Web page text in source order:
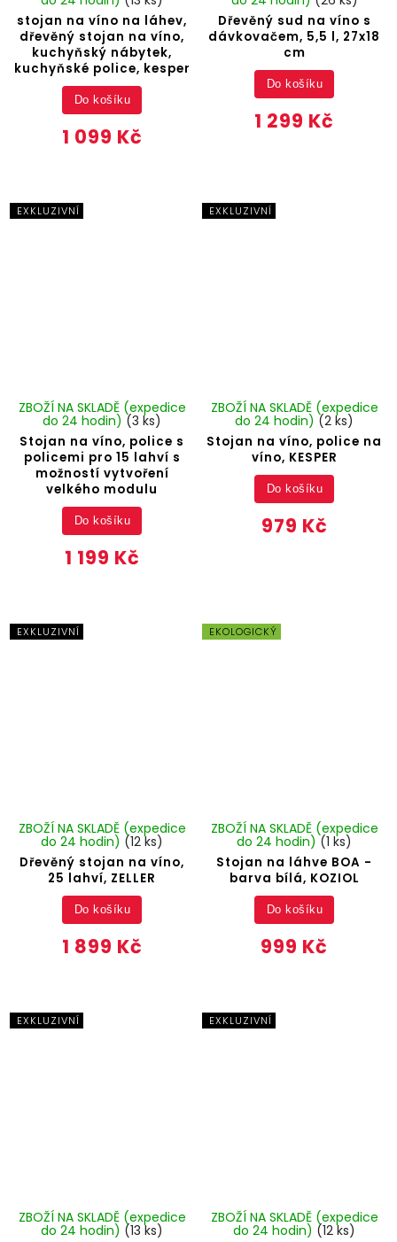
stojan na víno na láhev,
dřevěný stojan na víno,
kuchyňský nábytek,
kuchyňské police, kesper
1 099 Kč
Do košíku
Dřevěný sud na víno s
dávkovačem, 5,5 l, 27x18
cm
1 299 Kč
Do košíku
EXKLUZIVNÍ
Stojan na víno, police s
policemi pro 15 lahví s
možností vytvoření
velkého modulu
ZBOŽÍ NA SKLADĚ (expedice
do 24 hodin) (3 ks)
1 199 Kč
Do košíku
EXKLUZIVNÍ
Stojan na víno, police na
víno, KESPER
ZBOŽÍ NA SKLADĚ (expedice
do 24 hodin) (2 ks)
979 Kč
Do košíku
EXKLUZIVNÍ
Dřevěný stojan na víno,
25 lahví, ZELLER
ZBOŽÍ NA SKLADĚ (expedice
do 24 hodin) (12 ks)
1 899 Kč
Do košíku
EKOLOGICKÝ
Stojan na láhve BOA -
barva bílá, KOZIOL
ZBOŽÍ NA SKLADĚ (expedice
do 24 hodin) (1 ks)
999 Kč
Do košíku
EXKLUZIVNÍ
ZBOŽÍ NA SKLADĚ (expedice
do 24 hodin) (13 ks)
EXKLUZIVNÍ
ZBOŽÍ NA SKLADĚ (expedice
do 24 hodin) (12 ks)